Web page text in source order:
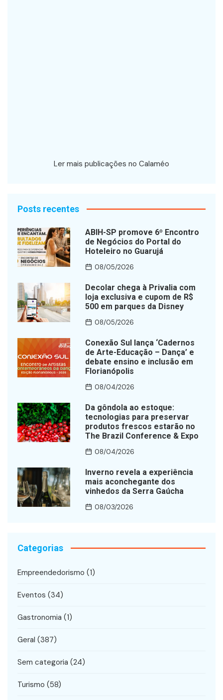
Ler mais publicações no Calaméo
Posts recentes
ABIH-SP promove 6º Encontro
de Negócios do Portal do
Hoteleiro no Guarujá
08/05/2026
Decolar chega à Privalia com
loja exclusiva e cupom de R$
500 em parques da Disney
08/05/2026
Conexão Sul lança ‘Cadernos
de Arte-Educação – Dança’ e
debate ensino e inclusão em
Florianópolis
08/04/2026
Da gôndola ao estoque:
tecnologias para preservar
produtos frescos estarão no
The Brazil Conference & Expo
08/04/2026
Inverno revela a experiência
mais aconchegante dos
vinhedos da Serra Gaúcha
08/03/2026
Categorias
Empreendedorismo (1)
Eventos (34)
Gastronomia (1)
Geral (387)
Sem categoria (24)
Turismo (58)